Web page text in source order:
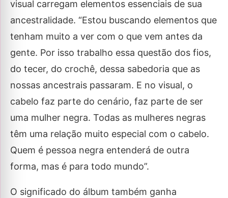
visual carregam elementos essenciais de sua
ancestralidade. “Estou buscando elementos que
tenham muito a ver com o que vem antes da
gente. Por isso trabalho essa questão dos fios,
do tecer, do crochê, dessa sabedoria que as
nossas ancestrais passaram. E no visual, o
cabelo faz parte do cenário, faz parte de ser
uma mulher negra. Todas as mulheres negras
têm uma relação muito especial com o cabelo.
Quem é pessoa negra entenderá de outra
forma, mas é para todo mundo”.
O significado do álbum também ganha